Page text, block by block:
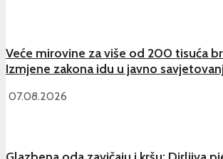
Veće mirovine za više od 200 tisuća
Izmjene zakona idu u javno
07.08.2026